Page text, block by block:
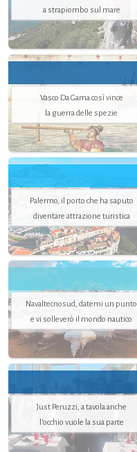
a strapiombo sul mare
Vasco Da Gama così vince
la guerra delle spezie
Palermo, il porto che ha saputo
diventare attrazione turistica
Navaltecnosud, datemi un punto
e vi solleverò il mondo nautico
Just Peruzzi, a tavola anche
l’occhio vuole la sua parte